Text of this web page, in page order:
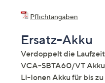
Pflichtangaben
Ersatz-Akku
Verdoppelt die
VCA-SBTA60/VT
Li-Ionen Akku für bis